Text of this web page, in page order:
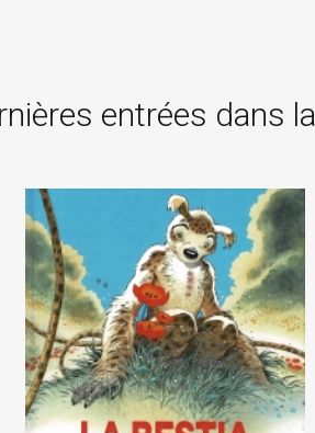
entrées dans